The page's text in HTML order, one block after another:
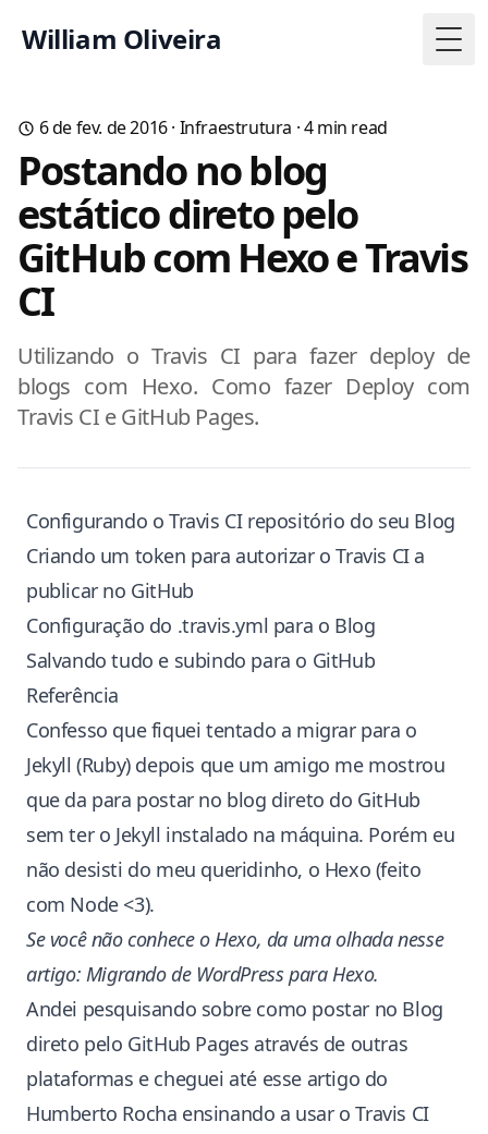
William Oliveira
6 de fev. de 2016· Infraestrutura ·4min read
Postando no blog
estático direto pelo
GitHub com Hexo e Travis
CI
Utilizando o Travis CI para fazer deploy de
blogs com Hexo. Como fazer Deploy com
Travis CI e GitHub Pages.
Configurando o Travis CI repositório do seu Blog
Criando um token para autorizar o Travis CI a
publicar no GitHub
Configuração do .travis.yml para o Blog
Salvando tudo e subindo para o GitHub
Referência
Confesso que fiquei tentado a migrar para o
Jekyll (Ruby)depois que um amigo me mostrou
que da para postar no blog direto do GitHub
sem ter o Jekyll instalado na máquina. Porém eu
não desisti do meu queridinho, o Hexo (feito
com Node <3).
Se você não conhece o Hexo, da uma olhada nesse
artigo: Migrando de WordPress para Hexo.
Andei pesquisando sobre como postar no Blog
direto pelo GitHub Pages através de outras
plataformas e cheguei até esse artigo do
Humberto Rocha ensinando a usar o Travis CI